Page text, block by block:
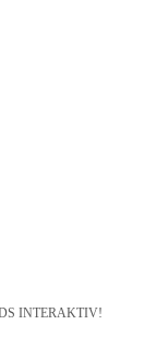
INTERAKTIV!